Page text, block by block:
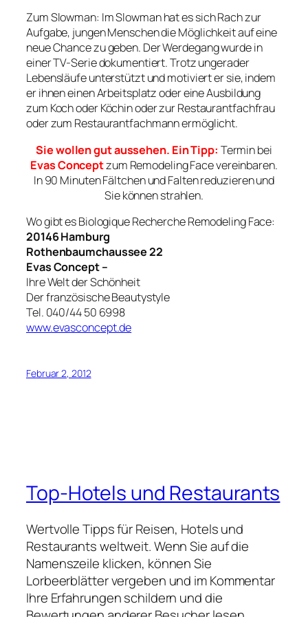
Zum Slowman: Im Slowman hat es sich Rach zur
Aufgabe, jungen Menschen die Möglichkeit auf eine
neue Chance zu geben. Der Werdegang wurde in
einer TV-Serie dokumentiert. Trotz ungerader
Lebensläufe unterstützt und motiviert er sie, indem
er ihnen einen Arbeitsplatz oder eine Ausbildung
zum Koch oder Köchin oder zur Restaurantfachfrau
oder zum Restaurantfachmann ermöglicht.
Sie wollen gut aussehen. Ein Tipp: Termin bei
Evas Conceptzum Remodeling Face vereinbaren.
In 90 Minuten Fältchen und Falten reduzieren und
Sie können strahlen.
Wo gibt es Biologique Recherche Remodeling Face:
20146 Hamburg
Rothenbaumchaussee 22
Evas Concept –
Ihre Welt der Schönheit
Der französische Beautystyle
Tel. 040/44 50 6998
www.evasconcept.de
Februar 2, 2012
Top-Hotels und Restaurants
Wertvolle Tipps für Reisen, Hotels und
Restaurants weltweit. Wenn Sie auf die
Namenszeile klicken, können Sie
Lorbeerblätter vergeben und im Kommentar
Ihre Erfahrungen schildern und die